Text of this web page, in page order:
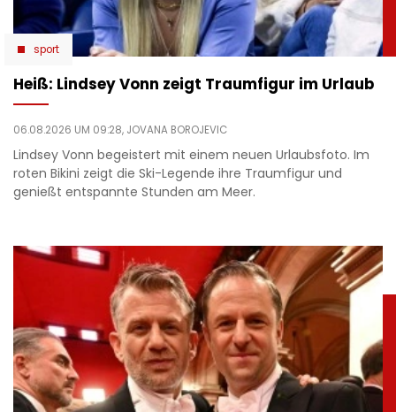
sport
Heiß: Lindsey Vonn zeigt Traumfigur im Urlaub
06.08.2026 UM 09:28, JOVANA BOROJEVIC
Lindsey Vonn begeistert mit einem neuen Urlaubsfoto. Im
roten Bikini zeigt die Ski-Legende ihre Traumfigur und
genießt entspannte Stunden am Meer.